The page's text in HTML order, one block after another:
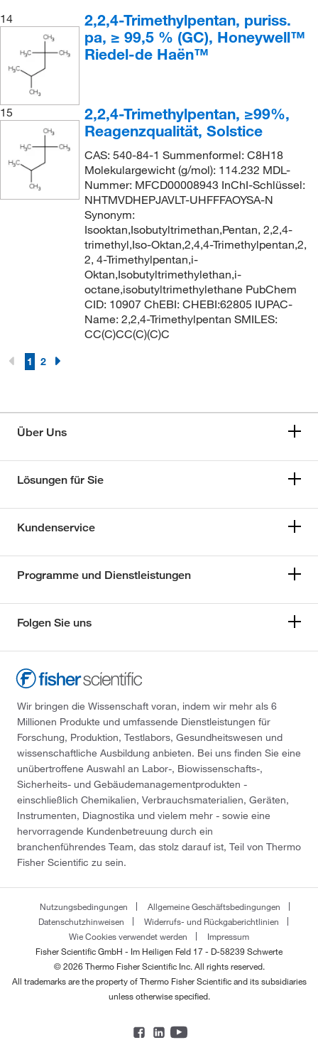
14
2,2,4-Trimethylpentan, puriss.
pa, ≥ 99,5 % (GC), Honeywell™
Riedel-de Haën™
15
2,2,4-Trimethylpentan, ≥99%,
Reagenzqualität, Solstice
CAS: 540-84-1 Summenformel: C8H18
Molekulargewicht (g/mol): 114.232 MDL-
Nummer: MFCD00008943 InChI-Schlüssel:
NHTMVDHEPJAVLT-UHFFFAOYSA-N
Synonym:
Isooktan,Isobutyltrimethan,Pentan, 2,2,4-
trimethyl,Iso-Oktan,2,4,4-Trimethylpentan,2,
2, 4-Trimethylpentan,i-
Oktan,Isobutyltrimethylethan,i-
octane,isobutyltrimethylethane PubChem
CID: 10907 ChEBI: CHEBI:62805 IUPAC-
Name: 2,2,4-Trimethylpentan SMILES:
CC(C)CC(C)(C)C
1 2
Über Uns
Lösungen für Sie
Kundenservice
Programme und Dienstleistungen
Folgen Sie uns
Wir bringen die Wissenschaft voran, indem wir mehr als 6
Millionen Produkte und umfassende Dienstleistungen für
Forschung, Produktion, Testlabors, Gesundheitswesen und
wissenschaftliche Ausbildung anbieten. Bei uns finden Sie eine
unübertroffene Auswahl an Labor-, Biowissenschafts-,
Sicherheits- und Gebäudemanagementprodukten -
einschließlich Chemikalien, Verbrauchsmaterialien, Geräten,
Instrumenten, Diagnostika und vielem mehr - sowie eine
hervorragende Kundenbetreuung durch ein
branchenführendes Team, das stolz darauf ist, Teil von Thermo
Fisher Scientific zu sein.
Nutzungsbedingungen
Allgemeine Geschäftsbedingungen
Datenschutzhinweisen
Widerrufs- und Rückgaberichtlinien
Wie Cookies verwendet werden
Impressum
Fisher Scientific GmbH - Im Heiligen Feld 17 - D-58239 Schwerte
© 2026 Thermo Fisher Scientific Inc. All rights reserved.
All trademarks are the property of Thermo Fisher Scientific and its subsidiaries
unless otherwise specified.